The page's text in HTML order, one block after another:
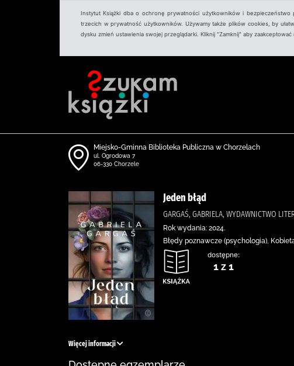
Instytut Książki dba o ochronę prywatności użytkowników i
trzecich w prywatność użytkowników. Używamy także plików cookies, by
dysku zmień ustawienia swojej przeglądarki. Kliknij "Zamknij" aby zaakceptować
Miejsko-Gminna Biblioteka Publiczna w Chorzelach
ul. Ogrodowa 7
06-330 Chorzele
Jeden błąd
GARGAŚ, GABRIELA, WYDAWNICTWO
Rok wydania: 2024.
Błędy poznawcze (psychologia),
dostępne:
1 z 1
Więcej informacji